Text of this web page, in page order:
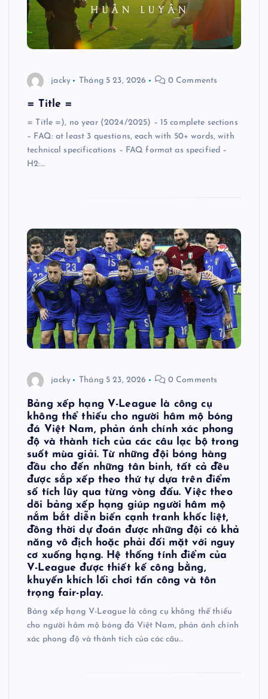
jacky Tháng 5 23, 2026 0 Comments
= Title =
= Title =), no year (2024/2025) – 15 complete sections
– FAQ: at least 3 questions, each with 50+ words, with
technical specifications – FAQ format as specified –
H2:…
jacky Tháng 5 23, 2026 0 Comments
Bảng xếp hạng V-League là công cụ
không thể thiếu cho người hâm mộ bóng
đá Việt Nam, phản ánh chính xác phong
độ và thành tích của các câu lạc bộ trong
suốt mùa giải. Từ những đội bóng hàng
đầu cho đến những tân binh, tất cả đều
được sắp xếp theo thứ tự dựa trên điểm
số tích lũy qua từng vòng đấu. Việc theo
dõi bảng xếp hạng giúp người hâm mộ
nắm bắt diễn biến cạnh tranh khốc liệt,
đồng thời dự đoán được những đội có khả
năng vô địch hoặc phải đối mặt với nguy
cơ xuống hạng. Hệ thống tính điểm của
V-League được thiết kế công bằng,
khuyến khích lối chơi tấn công và tôn
trọng fair-play.
Bảng xếp hạng V-League là công cụ không thể thiếu
cho người hâm mộ bóng đá Việt Nam, phản ánh chính
xác phong độ và thành tích của các câu…